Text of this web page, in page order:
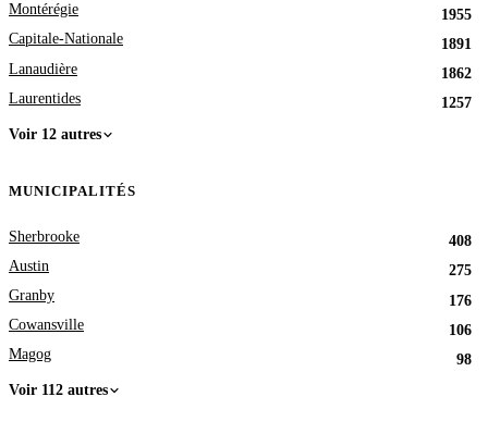
Montérégie
1955
Capitale-Nationale
1891
Lanaudière
1862
Laurentides
1257
Voir 12 autres
MUNICIPALITÉS
Sherbrooke
408
Austin
275
Granby
176
Cowansville
106
Magog
98
Voir 112 autres